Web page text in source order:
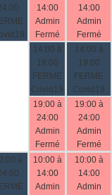
14:00
Admin
Fermé
14:00 à
19:00
FERME
Covid19
19:00 à
24:00
Admin
Fermé
14:00
Admin
Fermé
14:00 à
19:00
FERME
Covid19
19:00 à
24:00
Admin
Fermé
à
10:00 à
14:00
Admin
10:00 à
14:00
Admin